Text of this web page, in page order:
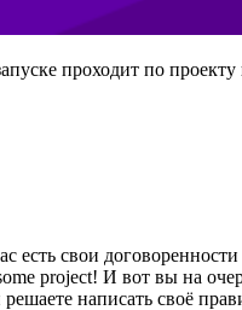
проходит по
есть свои
project! И вот вы на
написать своё